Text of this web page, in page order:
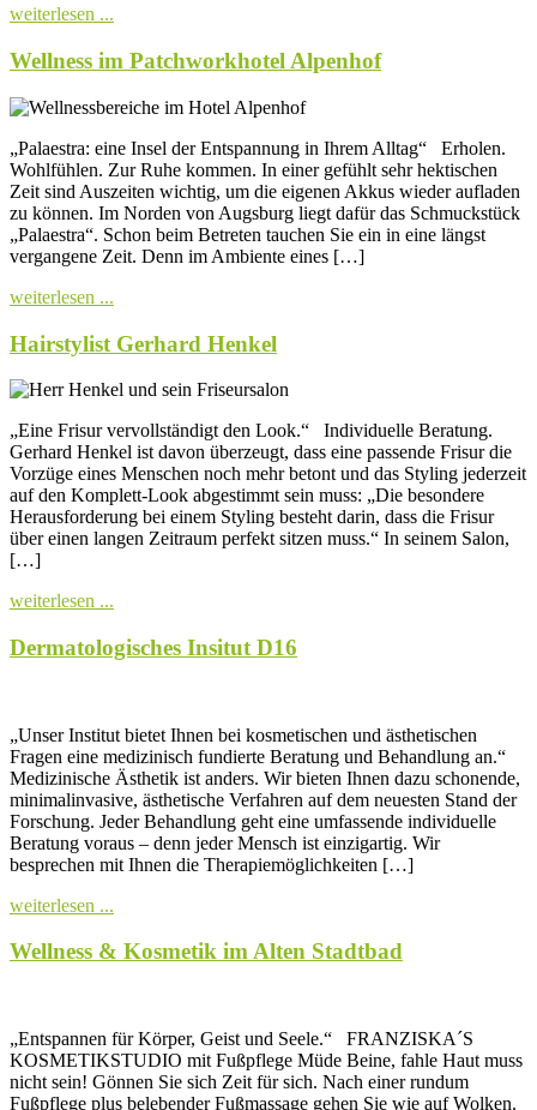
weiterlesen ...
Wellness im Patchworkhotel Alpenhof
„Palaestra: eine Insel der Entspannung in Ihrem Alltag“ Erholen.
Wohlfühlen. Zur Ruhe kommen. In einer gefühlt sehr hektischen
Zeit sind Auszeiten wichtig, um die eigenen Akkus wieder aufladen
zu können. Im Norden von Augsburg liegt dafür das Schmuckstück
„Palaestra“. Schon beim Betreten tauchen Sie ein in eine längst
vergangene Zeit. Denn im Ambiente eines […]
weiterlesen ...
Hairstylist Gerhard Henkel
„Eine Frisur vervollständigt den Look.“ Individuelle Beratung.
Gerhard Henkel ist davon überzeugt, dass eine passende Frisur die
Vorzüge eines Menschen noch mehr betont und das Styling jederzeit
auf den Komplett-Look abgestimmt sein muss: „Die besondere
Herausforderung bei einem Styling besteht darin, dass die Frisur
über einen langen Zeitraum perfekt sitzen muss.“ In seinem Salon,
[…]
weiterlesen ...
Dermatologisches Insitut D16
„Unser Institut bietet Ihnen bei kosmetischen und ästhetischen
Fragen eine medizinisch fundierte Beratung und Behandlung an.“
Medizinische Ästhetik ist anders. Wir bieten Ihnen dazu schonende,
minimalinvasive, ästhetische Verfahren auf dem neuesten Stand der
Forschung. Jeder Behandlung geht eine umfassende individuelle
Beratung voraus – denn jeder Mensch ist einzigartig. Wir
besprechen mit Ihnen die Therapiemöglichkeiten […]
weiterlesen ...
Wellness & Kosmetik im Alten Stadtbad
„Entspannen für Körper, Geist und Seele.“ FRANZISKA´S
KOSMETIKSTUDIO mit Fußpflege Müde Beine, fahle Haut muss
nicht sein! Gönnen Sie sich Zeit für sich. Nach einer rundum
Fußpflege plus belebender Fußmassage gehen Sie wie auf Wolken.